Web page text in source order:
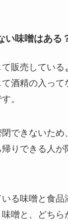
い味噌はある
販売している
酒精の入って
。
できないため
りできる人が
る味噌と食品
噌と、どちら